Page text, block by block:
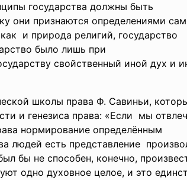
государства должны быть
они признаются определениями
и природа религий, государство
было лишь при
свойственный иной дух и
школы права Ф. Савиньи,
и генезиса права: «Если мы
нормирование определённым
людей есть представление
бы не способен, конечно,
одно духовное целое, и это